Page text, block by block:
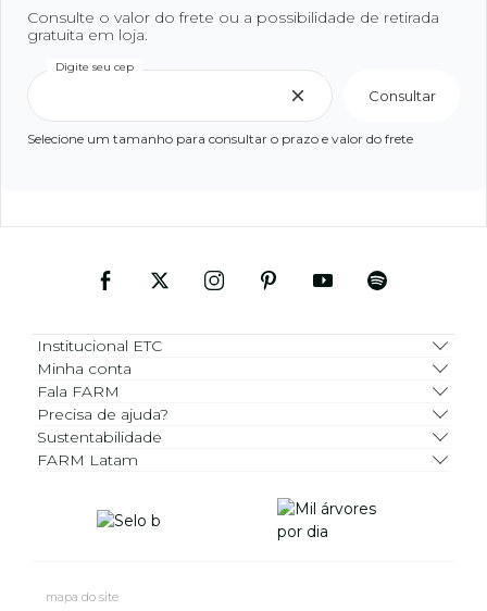
Consulte o valor do frete ou a possibilidade de retirada
gratuita em loja.
Digite seu cep
Consultar
Selecione um tamanho para consultar o prazo e valor do frete
Institucional ETC
Minha conta
Fala FARM
Precisa de ajuda?
Sustentabilidade
FARM Latam
mapa do site